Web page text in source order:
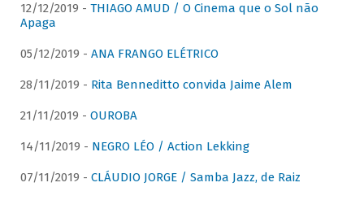
12/12/2019 - THIAGO AMUD / O Cinema que o Sol não
Apaga
05/12/2019 - ANA FRANGO ELÉTRICO
28/11/2019 - Rita Benneditto convida Jaime Alem
21/11/2019 - OUROBA
14/11/2019 - NEGRO LÉO / Action Lekking
07/11/2019 - CLÁUDIO JORGE / Samba Jazz, de Raiz